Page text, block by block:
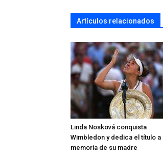
Artículos relacionados
Linda Nosková conquista
Wimbledon y dedica el título a
memoria de su madre